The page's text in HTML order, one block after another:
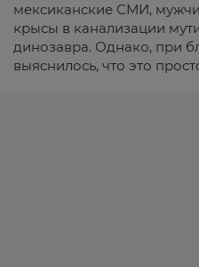
мексиканские СМИ,
крысы в канализации
динозавра. Однако, при
выяснилось, что это